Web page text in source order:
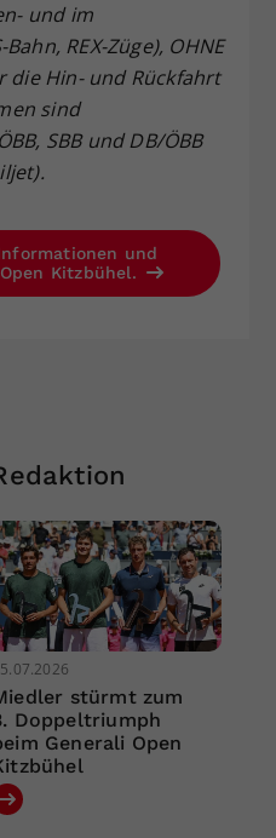
und im
REX-Züge), OHNE
die Hin- und Rückfahrt
sind
SBB und DB/ÖBB
und
Kitzbühel.
stürmt zum
Doppeltriumph
Generali Open